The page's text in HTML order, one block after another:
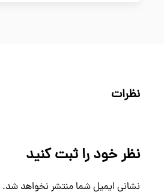
نظرات
نظر خود را ثبت کنید
نشانی ایمیل شما منتشر نخواهد شد.